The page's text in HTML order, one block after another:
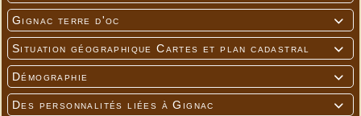

Gignac terre d'oc

Situation géographique Cartes et plan cadastral

Démographie

Des personnalités liées à Gignac